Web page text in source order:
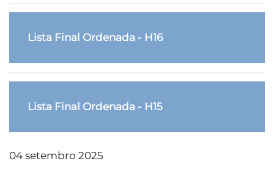
Lista Final Ordenada - H16
Lista Final Ordenada - H15
04 setembro 2025